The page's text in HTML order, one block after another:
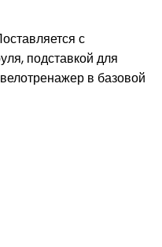
с
подставкой для
в базовой